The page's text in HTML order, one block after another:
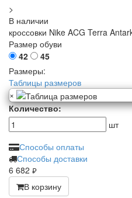
>
В наличии
кроссовки Nike ACG Terra
Размер обуви
42
45
Размеры:
Таблицы размеров
×
Количество:
шт
Способы оплаты
Способы доставки
6 682 руб.
В корзину